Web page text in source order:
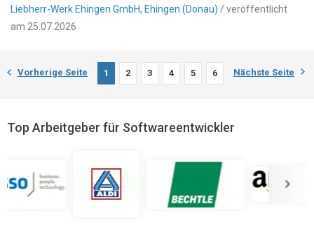
Liebherr-Werk Ehingen GmbH, Ehingen (Donau) / veröffentlicht
am 25.07.2026
Vorherige Seite 1 2 3 4 5 6 Nächste Seite
Top Arbeitgeber für Softwareentwickler